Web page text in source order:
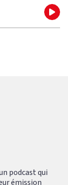
podcast qui
émission